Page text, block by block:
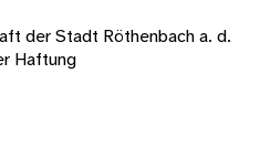
der Stadt Röthenbach a. d.
Haftung